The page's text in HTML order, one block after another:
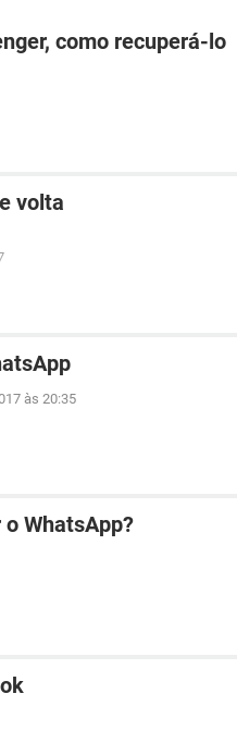
como recuperá-lo
volta
às 20:35
WhatsApp?